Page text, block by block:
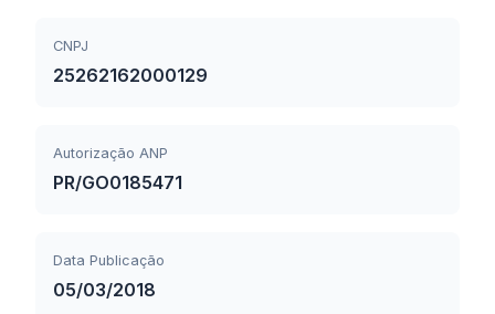
CNPJ
25262162000129
Autorização ANP
PR/GO0185471
Data Publicação
05/03/2018